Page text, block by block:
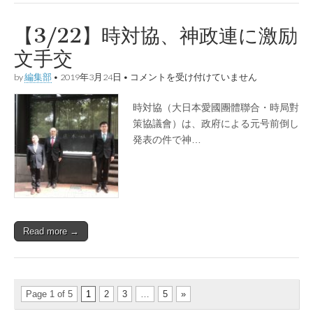
【3/22】時対協、神政連に激励
文手交
by編集部 • 2019年3月24日 • 【3/22】
協、
神
政
連
コメントを受け付けていません
時対協（大日本愛國團體聯合・時局對
策協議會）は、政府による元号前倒し
発表の件で神…
Read more →
Page 1 of 5 1 2 3 5 »